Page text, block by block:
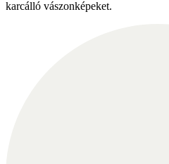
karcálló vászonképeket.